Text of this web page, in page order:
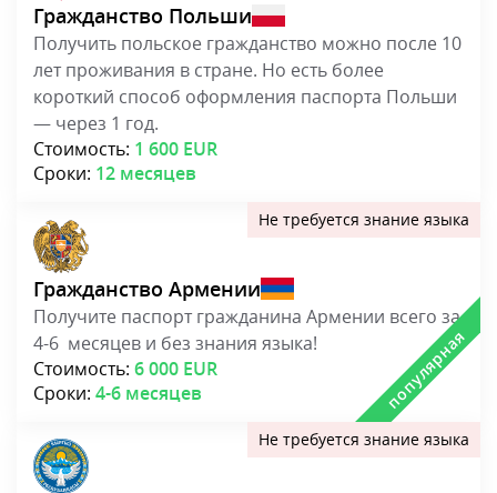
Гражданство Польши
Получить польское гражданство можно после 10
лет проживания в стране. Но есть более
короткий способ оформления паспорта Польши
— через 1 год.
Стоимость: 1 600 EUR
Сроки: 12 месяцев
Гражданство Армении
Получите паспорт гражданина Армении всего за
4-6 месяцев и без знания языка!
Стоимость: 6 000 EUR
Сроки: 4-6 месяцев